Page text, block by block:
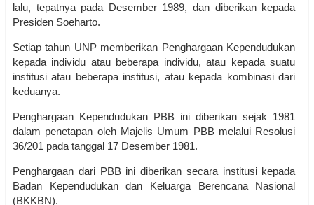
lalu, tepatnya pada Desember 1989, dan diberikan kepada
Presiden Soeharto.
Setiap tahun UNP memberikan Penghargaan Kependudukan
kepada individu atau beberapa individu, atau kepada suatu
institusi atau beberapa institusi, atau kepada kombinasi dari
keduanya.
Penghargaan Kependudukan PBB ini diberikan sejak 1981
dalam penetapan oleh Majelis Umum PBB melalui Resolusi
36/201 pada tanggal 17 Desember 1981.
Penghargaan dari PBB ini diberikan secara institusi kepada
Badan Kependudukan dan Keluarga Berencana Nasional
(BKKBN).